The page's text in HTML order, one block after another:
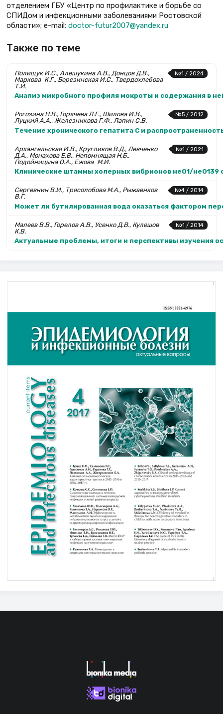
отделением ГБУ «Центр по профилактике и борьбе со
СПИДом и инфекционными заболеваниями Ростовской
области»; e-mail: doctor-futur2007@yandex.ru
Также по теме
№1 / 2024
Полищук И.С., Алешукина А.В., Донцов Д.В.,
Маркова К.Г., Березинская И.С., Твердохлебова
Т.И.
Анализ микробного профиля мокроты и содержания в
№5 / 2012
Рогозина Н.В., Горячева Л.Г., Шилова И.В.,
Луцкий А.А., Железникова Г.Ф., Лапин С.В.
Течение хронического гепатита С и
№1 / 2021
Архангельская И.В., Кругликов В.Д., Левченко
Д.А., Мона­хова Е.В., Непомнящая Н.Б.,
Подойницына О.А., Ежова М.И.
Клинические штаммы холерных вибрионов неО1/неО139
№4 / 2014
Сергевнин В.И., Трясолобова М.А., Рыжаенков
В.Г.
Может ли бутилированная вода оказаться фактором
№1 / 2014
Малеев В.В., Горелов А.В., Усенко Д.В., Кулешов
К.В.
Актуальные проблемы, итоги и перспективы изучения